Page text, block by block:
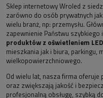
Sklep internetowy Wroled z
zarówno do osób prywatnych
wielu branż, np: przemysłu.
zapewnienie Państwu szybkiego
produktów z oświetleniem LED
mieszkania jak i biura, parkingu,
wielkopowierzchniowego.
Od wielu lat, nasza firma oferuje
oraz zwiększają jakość i
profesjonalną obsługę, szybką